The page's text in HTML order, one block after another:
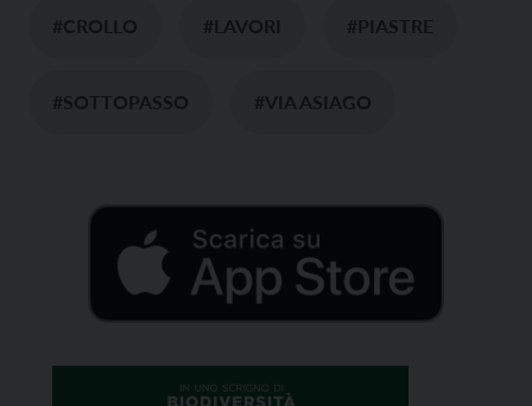
#CROLLO #LAVORI #PIASTRE
#SOTTOPASSO #VIA ASIAGO